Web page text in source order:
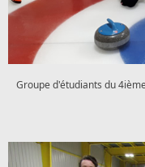
Groupe d'étudiants du